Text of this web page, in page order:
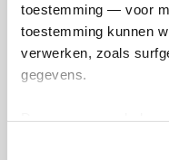
toestemming — voor
toestemming kunnen
verwerken, zoals
gegevens.
Ik wil
en betaal €0.75